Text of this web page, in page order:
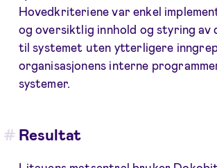
Hovedkriteriene var enkel
og oversiktlig innhold og styring av
til systemet uten ytterligere
organisasjonens interne
systemer.
Resultat